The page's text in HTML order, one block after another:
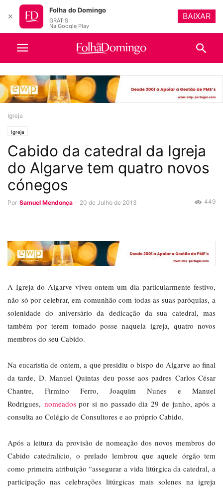
Igreja
Igreja
Cabido da catedral da Igreja
do Algarve tem quatro novos
cónegos
Por Samuel Mendonça - 20 de Julho de 2013 449
A Igreja do Algarve viveu ontem um dia particularmente festivo,
não só por celebrar, em comunhão com todas as suas paróquias, a
solenidade do aniversário da dedicação da sua catedral, mas
também por terem tomado posse naquela igreja, quatro novos
membros do seu Cabido.
Na eucaristia de ontem, a que presidiu o bispo do Algarve ao final
da tarde, D. Manuel Quintas deu posse aos padres Carlos César
Chantre, Firmino Ferro, Joaquim Nunes e Manuel
Rodrigues, nomeadospor si no passado dia 29 de junho, após a
consulta ao Colégio de Consultores e ao próprio Cabido.
Após a leitura da provisão de nomeação dos novos membros do
Cabido catedralício, o prelado lembrou que aquele órgão tem
como primeira atribuição “assegurar a vida litúrgica da catedral, a
participação nas celebrações litúrgicas mais solenes na igreja
✕
Folha do Domingo
GRÁTIS
Na Google Play
BAIXAR